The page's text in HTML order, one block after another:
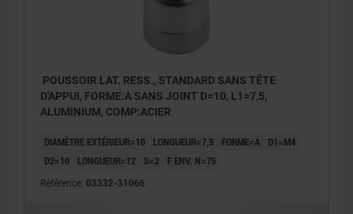
POUSSOIR LAT. RESS., STANDARD SANS TÊTE
D'APPUI, FORME:A SANS JOINT D=10, L1=7,5,
ALUMINIUM, COMP:ACIER
DIAMÈTRE EXTÉRIEUR=10 LONGUEUR=7,5 FORME=A
D1=M4
D2=10
LONGUEUR=12 S=2 F ENV. N=75
Référence: 03332-31066